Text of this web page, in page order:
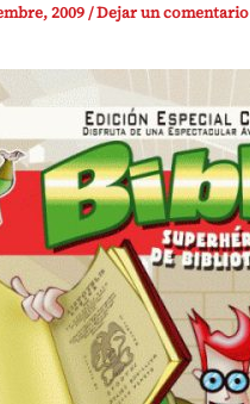
2009/Dejar un comentario